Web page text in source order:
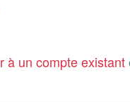
à un compte existant